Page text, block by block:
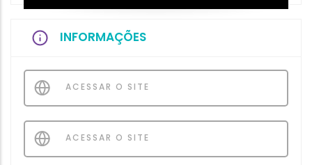
INFORMAÇÕES
ACESSAR O SITE
ACESSAR O SITE